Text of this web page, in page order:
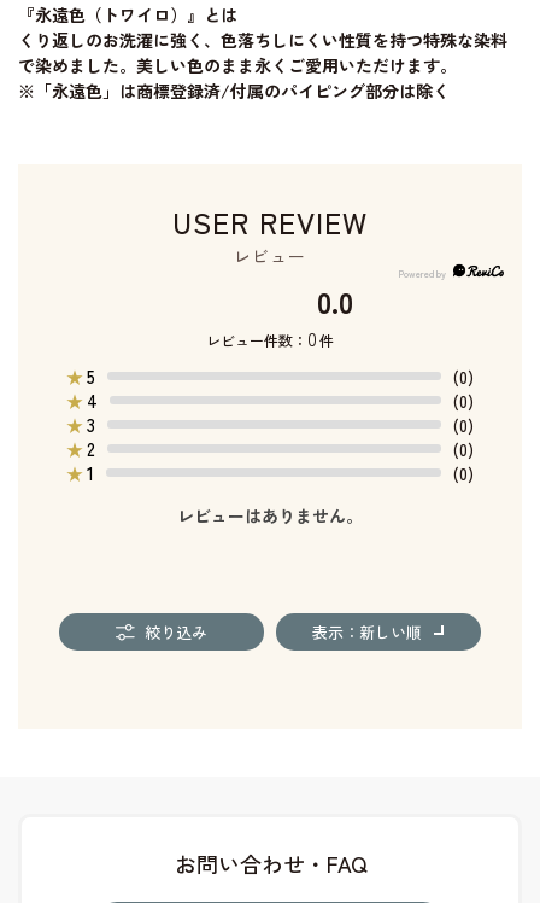
『永遠色（トワイロ）』とは
くり返しのお洗濯に強く、色落ちしにくい性質を持つ特殊な染料
で染めました。美しい色のまま永くご愛用いただけます。
※「永遠色」は商標登録済/付属のパイピング部分は除く
USER REVIEW
レビュー
0.0
レビュー件数： 0件
★5
(0)
★ 4
(0)
★3
(0)
★2
(0)
★1
(0)
レビューはありません。
絞り込み 表示：新しい順
お問い合わせ・FAQ